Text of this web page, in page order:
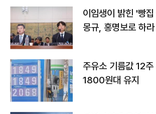
이임생이 밝힌 '빵
몽규, 홍명보로 하
주유소 기름값 12
1800원대 유지